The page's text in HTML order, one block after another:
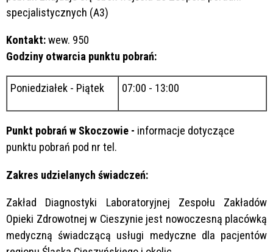
specjalistycznych (A3)
Kontakt:wew. 950
Godziny otwarcia punktu pobrań:
Poniedziałek - Piątek 07:00 - 13:00
Punkt pobrań w Skoczowie - informacje dotyczące
punktu pobrań pod nr tel.
Zakres udzielanych świadczeń:
Zakład Diagnostyki Laboratoryjnej Zespołu Zakładów
Opieki Zdrowotnej w Cieszynie jest nowoczesną placówką
medyczną świadczącą usługi medyczne dla pacjentów